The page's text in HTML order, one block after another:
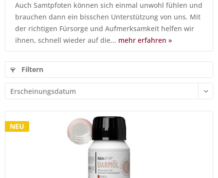
Auch Samtpfoten können sich einmal unwohl fühlen und
brauchen dann ein bisschen Unterstützung von uns. Mit
der richtigen Fürsorge und Aufmerksamkeit helfen wir
ihnen, schnell wieder auf die... mehr erfahren »
Filtern
NEU